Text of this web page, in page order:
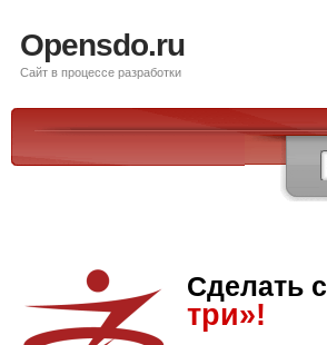
Opensdo.ru
Сайт в процессе разработки
Сделать
три»!